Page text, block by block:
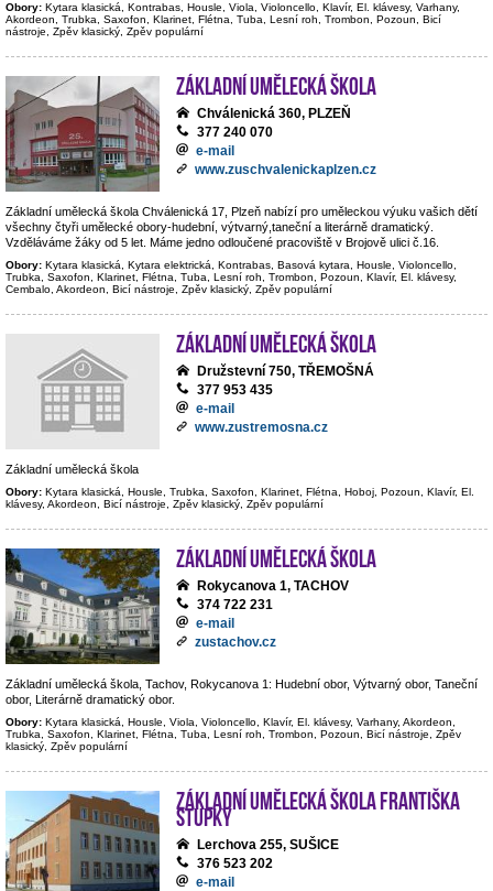
Obory: Kytara klasická, Kontrabas, Housle, Viola, Violoncello, Klavír, El. klávesy, Varhany,
Akordeon, Trubka, Saxofon, Klarinet, Flétna, Tuba, Lesní roh, Trombon, Pozoun, Bicí
nástroje, Zpěv klasický, Zpěv populární
Základní umělecká škola
Chválenická 360, PLZEŇ
377 240 070
e-mail
www.zuschvalenickaplzen.cz
Základní umělecká škola Chválenická 17, Plzeň nabízí pro uměleckou výuku vašich dětí
všechny čtyři umělecké obory-hudební, výtvarný,taneční a literárně dramatický.
Vzděláváme žáky od 5 let. Máme jedno odloučené pracoviště v Brojově ulici č.16.
Obory: Kytara klasická, Kytara elektrická, Kontrabas, Basová kytara, Housle, Violoncello,
Trubka, Saxofon, Klarinet, Flétna, Tuba, Lesní roh, Trombon, Pozoun, Klavír, El. klávesy,
Cembalo, Akordeon, Bicí nástroje, Zpěv klasický, Zpěv populární
Základní umělecká škola
Družstevní 750, TŘEMOŠNÁ
377 953 435
e-mail
www.zustremosna.cz
Základní umělecká škola
Obory: Kytara klasická, Housle, Trubka, Saxofon, Klarinet, Flétna, Hoboj, Pozoun, Klavír, El.
klávesy, Akordeon, Bicí nástroje, Zpěv klasický, Zpěv populární
Základní umělecká škola
Rokycanova 1, TACHOV
374 722 231
e-mail
zustachov.cz
Základní umělecká škola, Tachov, Rokycanova 1: Hudební obor, Výtvarný obor, Taneční
obor, Literárně dramatický obor.
Obory: Kytara klasická, Housle, Viola, Violoncello, Klavír, El. klávesy, Varhany, Akordeon,
Trubka, Saxofon, Klarinet, Flétna, Tuba, Lesní roh, Trombon, Pozoun, Bicí nástroje, Zpěv
klasický, Zpěv populární
Základní umělecká škola Františka
Stupky
Lerchova 255, SUŠICE
376 523 202
e-mail